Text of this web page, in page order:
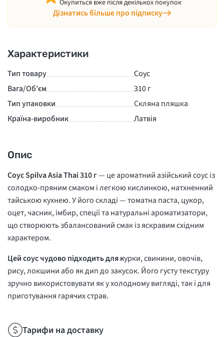
Окупиться вже після декількох покупок
Дізнатись більше про підписку
Характеристики
Тип товару
Соус
Вага/Об'єм
310 г
Тип упаковки
Скляна пляшка
Країна-виробник
Латвія
Опис
Соус Spilva Asia Thai 310 г— це ароматний азійський соус із
солодко-пряним смаком і легкою кислинкою, натхненний
тайською кухнею. У його складі — томатна паста, цукор,
оцет, часник, імбир, спеції та натуральні ароматизатори,
що створюють збалансований смак із яскравим східним
характером.
Цей соус чудово підходить для курки, свинини, овочів,
рису, локшини або як дип до закусок. Його густу текстуру
зручно використовувати як у холодному вигляді, так і для
приготування гарячих страв.
Тарифи на доставку